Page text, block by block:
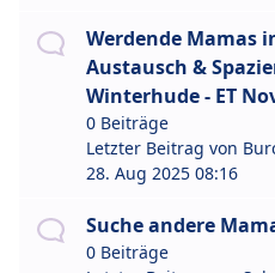
Werdende Mamas
Austausch &
Winterhude - ET
0 Beiträge
Letzter Beitrag von
28. Aug 2025 08:16
Suche andere
0 Beiträge